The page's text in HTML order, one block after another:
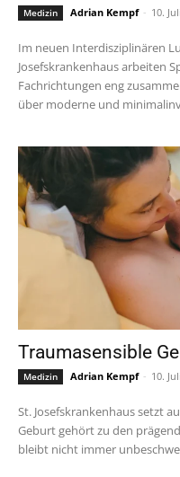
Medizin Adrian Kempf - 10.
Im neuen Interdisziplinären
Josefskrankenhaus arbeiten
Fachrichtungen eng
über moderne und
Traumasensible
Medizin Adrian Kempf - 10.
St. Josefskrankenhaus setzt auf
Geburt gehört zu den
bleibt nicht immer